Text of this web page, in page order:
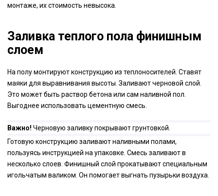
монтаже, их стоимость невысока.
Заливка теплого пола финишным
слоем
На полу монтируют конструкцию из теплоносителей. Ставят
маяки для выравнивания высоты. Заливают черновой слой.
Это может быть раствор бетона или сам наливной пол.
Выгоднее использовать цементную смесь.
Важно! Черновую заливку покрывают грунтовкой.
Готовую конструкцию заливают наливными полами,
пользуясь инструкцией на упаковке. Смесь заливают в
несколько слоев. Финишный слой прокатывают специальным
игольчатым валиком. Он помогает выгнать пузырьки воздуха.